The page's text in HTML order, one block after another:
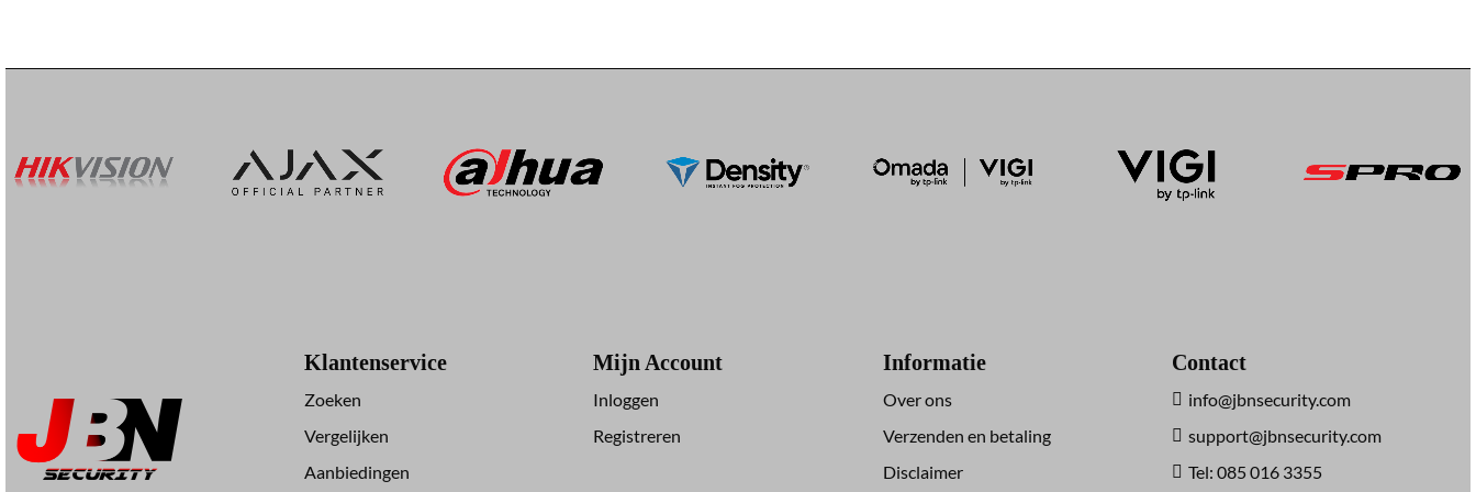
Klantenservice
Zoeken
Vergelijken
Aanbiedingen
Mijn Account
Inloggen
Registreren
Informatie
Over ons
Verzenden en betaling
Disclaimer
Contact
info@jbnsecurity.com
support@jbnsecurity.com
Tel: 085 016 3355